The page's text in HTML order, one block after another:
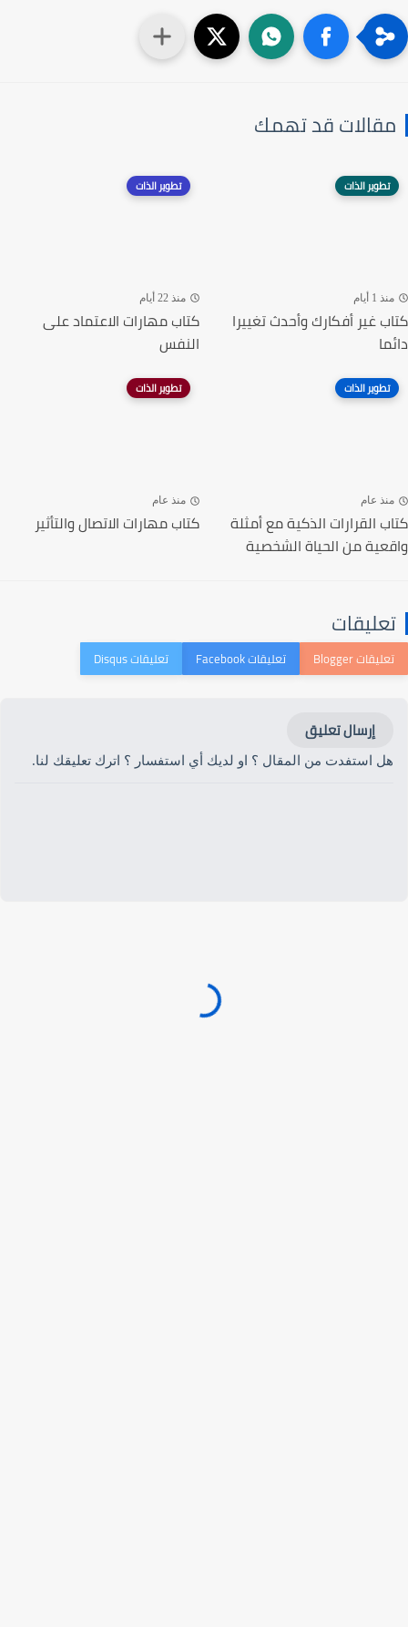
مقالات قد تهمك
تطوير الذات
منذ 1 أيام
كتاب غير أفكارك وأحدث تغييرا
دائما
تطوير الذات
منذ 22 أيام
كتاب مهارات الاعتماد على
النفس
تطوير الذات
منذ عام
كتاب القرارات الذكية مع أمثلة
واقعية من الحياة الشخصية
تطوير الذات
منذ عام
كتاب مهارات الاتصال والتأثير
تعليقات
إرسال تعليق
هل استفدت من المقال ؟ او لديك أي استفسار ؟ اترك تعليقك لنا.